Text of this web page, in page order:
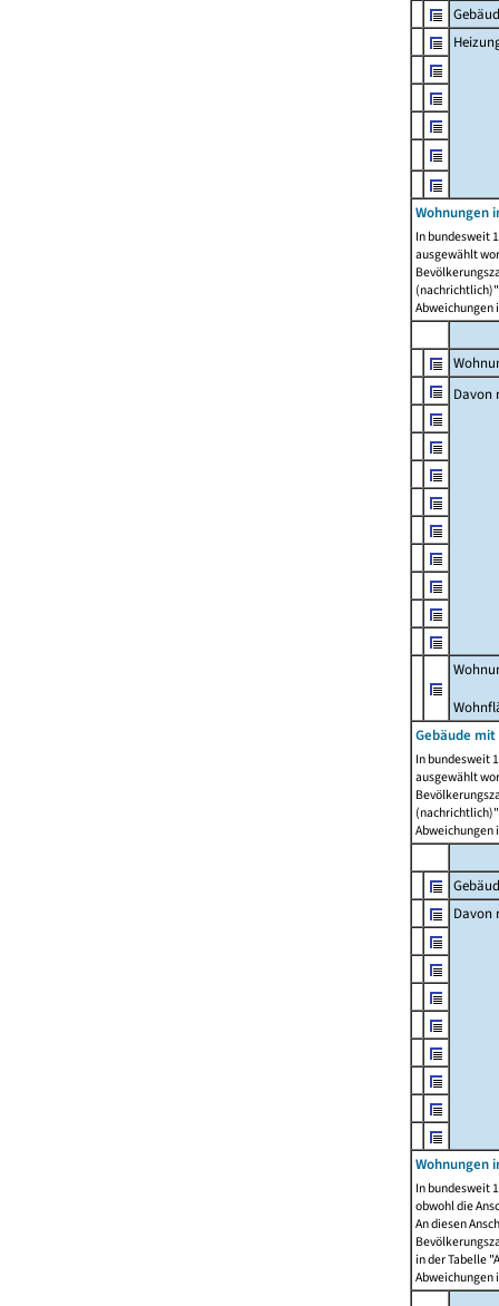
Wohnungen
In bundesweit
ausgewählt
Abweichungen
Davon
Gebäude
In bundesweit
ausgewählt
Abweichungen
Davon
Wohnungen
In bundesweit
obwohl die
An diesen
in der Tabelle
Abweichungen